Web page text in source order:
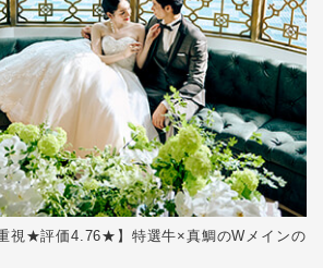
視★評価4.76★】特選牛×真鯛のWメインの